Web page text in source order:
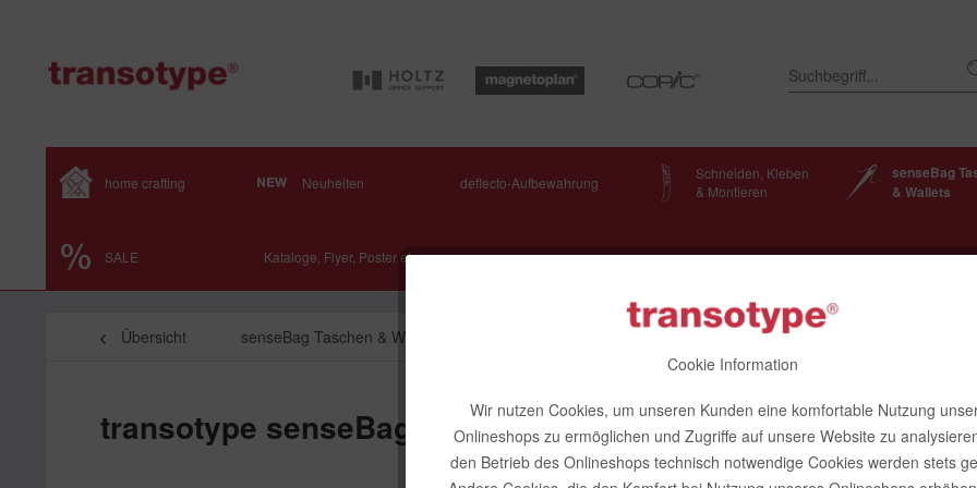
home crafting Neuheiten deflecto-Aufbewahrung
Schneiden, Kleben
& Montieren
senseBag
& Wallets
SALE Kataloge, Flyer, Poster etc.
Cookie Information
Wir nutzen Cookies, um unseren Kunden eine komfortable Nutzung
Onlineshops zu ermöglichen und Zugriffe auf unsere Website zu
den Betrieb des Onlineshops technisch notwendige Cookies werden stets
Übersicht senseBag Taschen & Wallets
transotype senseBag Geldbörse